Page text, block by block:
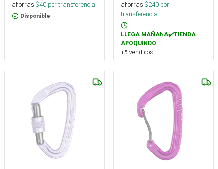
ahorras $40 por transferencia.
Disponible
ahorras $240 por
transferencia.
LLEGA MAÑANA✔️TIENDA
APOQUINDO
+5 Vendidos